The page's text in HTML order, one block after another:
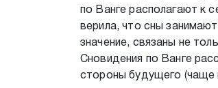
по Ванге располагают к
верила, что сны
значение, связаны не
Сновидения по Ванге
стороны будущего (чаще